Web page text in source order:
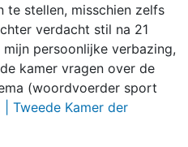
te stellen, misschien zelfs
verdacht stil na 21
persoonlijke verbazing,
kamer vragen over de
(woordvoerder sport
Tweede Kamer der